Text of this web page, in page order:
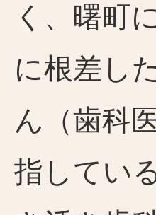
く、曙町
に根差し
ん（歯科
指してい